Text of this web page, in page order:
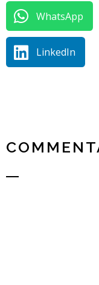
WhatsApp
LinkedIn